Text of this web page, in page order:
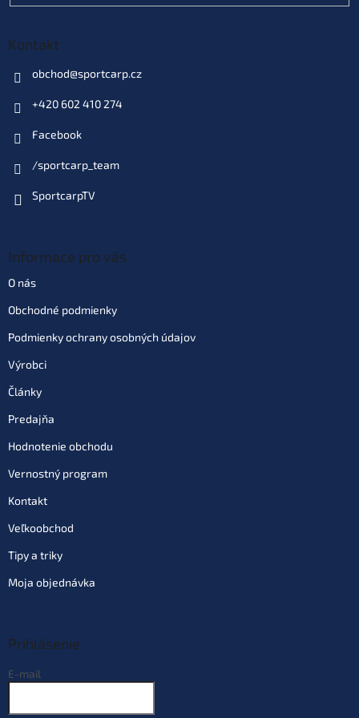
Kontakt
obchod@sportcarp.cz
+420 602 410 274
Facebook
/sportcarp_team
SportcarpTV
Informace pro vás
O nás
Obchodné podmienky
Podmienky ochrany osobných údajov
Výrobci
Články
Predajňa
Hodnotenie obchodu
Vernostný program
Kontakt
Veľkoobchod
Tipy a triky
Moja objednávka
Prihlásenie
E-mail